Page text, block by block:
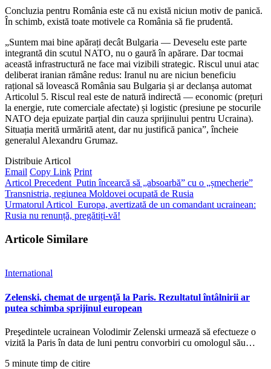
Concluzia pentru România este că nu există niciun motiv de panică.
În schimb, există toate motivele ca România să fie prudentă.
„Suntem mai bine apărați decât Bulgaria — Deveselu este parte
integrantă din scutul NATO, nu o gaură în apărare. Dar tocmai
această infrastructură ne face mai vizibili strategic. Riscul unui atac
deliberat iranian rămâne redus: Iranul nu are niciun beneficiu
rațional să lovească România sau Bulgaria și ar declanșa automat
Articolul 5. Riscul real este de natură indirectă — economic (prețuri
la energie, rute comerciale afectate) și logistic (presiune pe stocurile
NATO deja epuizate parțial din cauza sprijinului pentru Ucraina).
Situația merită urmărită atent, dar nu justifică panica”, încheie
generalul Alexandru Grumaz.
Distribuie Articol
Email Copy Link Print
Articol Precedent Putin încearcă să „absoarbă” cu o „șmecherie”
Transnistria, regiunea Moldovei ocupată de Rusia
Urmatorul Articol Europa, avertizată de un comandant ucrainean:
Rusia nu renunță, pregătiți-vă!
Articole Similare
International
Zelenski, chemat de urgenţă la Paris. Rezultatul întâlnirii ar
putea schimba sprijinul european
Preşedintele ucrainean Volodimir Zelenski urmează să efectueze o
vizită la Paris în data de luni pentru convorbiri cu omologul său…
5 minute timp de citire